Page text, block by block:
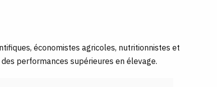
économistes agricoles, nutritionnistes et
performances supérieures en élevage.